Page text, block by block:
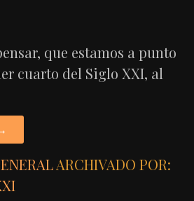
que estamos a punto
cuarto del Siglo XXI, al
ARCHIVADO POR: